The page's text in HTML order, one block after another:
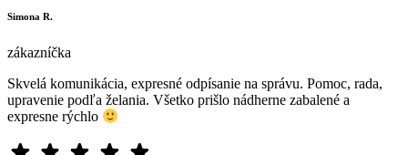
Simona R.
zákazníčka
Skvelá komunikácia, expresné odpísanie na správu. Pomoc, rada,
upravenie podľa želania. Všetko prišlo nádherne zabalené a
expresne rýchlo